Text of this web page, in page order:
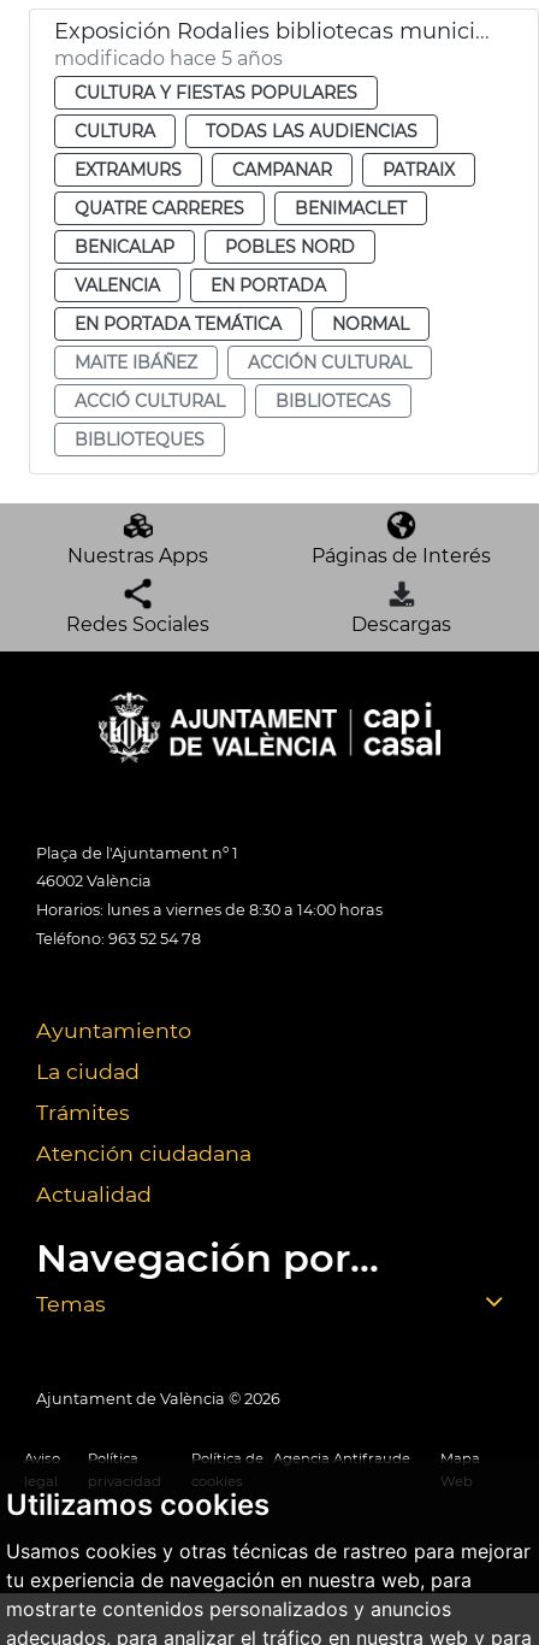
Utilizamos cookies
Usamos cookies y otras técnicas de rastreo para mejorar
tu experiencia de navegación en nuestra web, para
mostrarte contenidos personalizados y anuncios
adecuados, para analizar el tráfico en nuestra web y para
Exposición Rodalies bibliotecas municipales
modificado hace 5 años
CULTURA Y FIESTAS POPULARES
CULTURA
TODAS LAS AUDIENCIAS
EXTRAMURS
CAMPANAR
PATRAIX
QUATRE CARRERES
BENIMACLET
BENICALAP
POBLES NORD
VALENCIA
EN PORTADA
EN PORTADA TEMÁTICA
NORMAL
MAITE IBÁÑEZ
ACCIÓN CULTURAL
ACCIÓ CULTURAL
BIBLIOTECAS
BIBLIOTEQUES
Nuestras Apps Páginas de Interés
Redes Sociales Descargas
Plaça de l'Ajuntament nº 1
46002 València
Horarios: lunes a viernes de 8:30 a 14:00 horas
Teléfono: 963 52 54 78
Ayuntamiento
La ciudad
Trámites
Atención ciudadana
Actualidad
Navegación por...
Temas
Ajuntament de València © 2026
Aviso
legal
Política
privacidad
Política de
cookies
Agencia Antifraude
Mapa
Web